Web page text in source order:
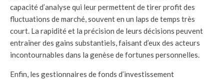
capacité d’analyse qui leur permettent de tirer profit des
fluctuations de marché, souvent en un laps de temps très
court. La rapidité et la précision de leurs décisions peuvent
entraîner des gains substantiels, faisant d’eux des acteurs
incontournables dans la genèse de fortunes personnelles.
Enfin, les gestionnaires de fonds d’investissement